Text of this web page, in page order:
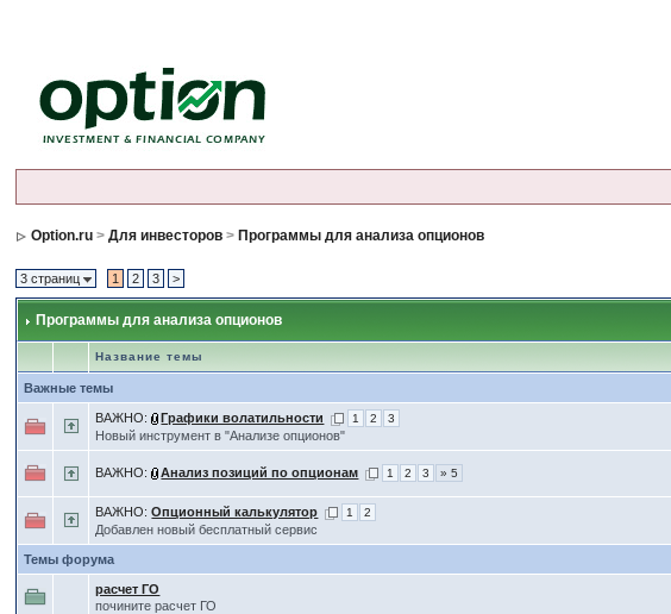
Option.ru >Для инвесторов > Программы для анализа опционов
3 страниц 1 2 3 >
Программы для анализа опционов
Название темы
Важные темы
ВАЖНО: Графики волатильности 1 2 3
Новый инструмент в "Анализе опционов"
ВАЖНО: Анализ позиций по опционам 1 2 3 » 5
ВАЖНО:Опционный калькулятор 1 2
Добавлен новый бесплатный сервис
Темы форума
расчет ГО
почините расчет ГО